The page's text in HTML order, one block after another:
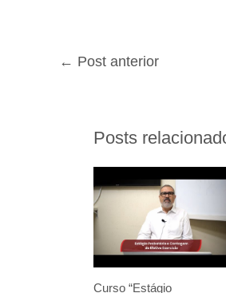
← Post anterior
Posts
Curso “Estágio